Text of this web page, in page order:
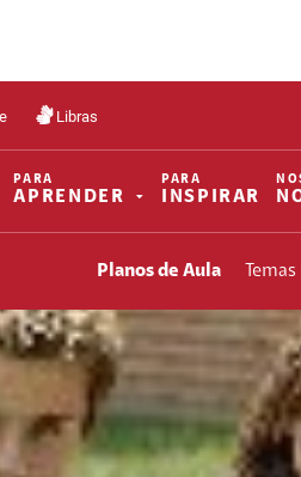
Libras
PARA
APRENDER
PARA
INSPIRAR
Planos de Aula